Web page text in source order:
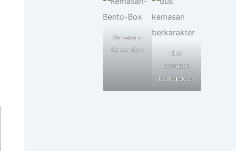
Kemasan-
Bento-Box
dus
kemasan
berkarakter